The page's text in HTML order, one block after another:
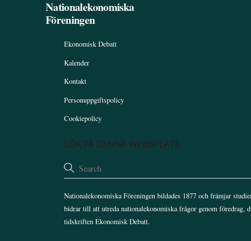
Nationalekonomiska
Föreningen
Ekonomisk Debatt
Kalender
Kontakt
Personuppgiftspolicy
Cookiepolicy
SÖK PÅ DENNA WEBBPLATS
Nationalekonomiska Föreningen bildades 1877 och främjar
bidrar till att utreda nationalekonomiska frågor genom föredrag,
tidskriften Ekonomisk Debatt.